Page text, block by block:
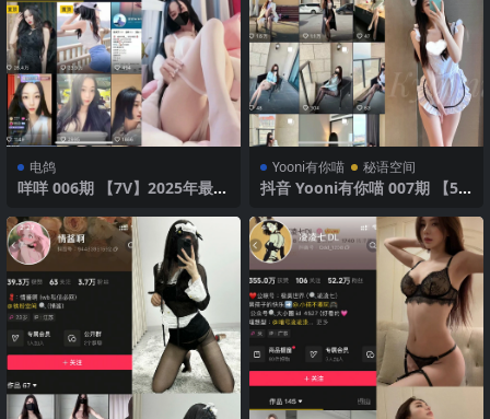
电鸽
咩咩 006期 【7V】2025年最新
Yooni有你喵 秘语空间
抖音 Yooni有你喵 007期 【50